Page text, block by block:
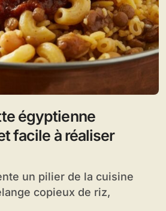
égyptienne
facile à réaliser
copieux de riz,